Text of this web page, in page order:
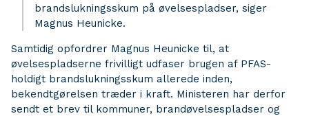
brandslukningsskum på øvelsespladser, siger
Magnus Heunicke.
Samtidig opfordrer Magnus Heunicke til, at
øvelsespladserne frivilligt udfaser brugen af PFAS-
holdigt brandslukningsskum allerede inden,
bekendtgørelsen træder i kraft. Ministeren har derfor
sendt et brev til kommuner, brandøvelsespladser og